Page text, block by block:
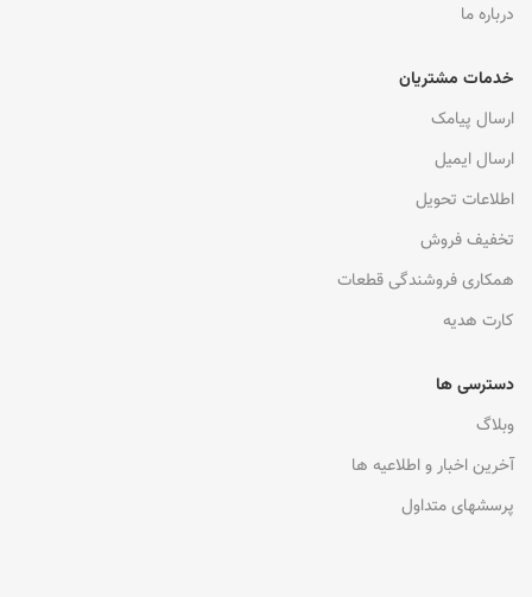
درباره ما
خدمات مشتریان
ارسال پیامک
ارسال ایمیل
اطلاعات تحویل
تخفیف فروش
همکاری فروشندگی قطعات
کارت هدیه
دسترسی ها
وبلاگ
آخرین اخبار و اطلاعیه ها
پرسشهای متداول